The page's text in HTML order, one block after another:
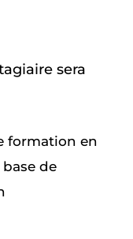
sera
formation en
de